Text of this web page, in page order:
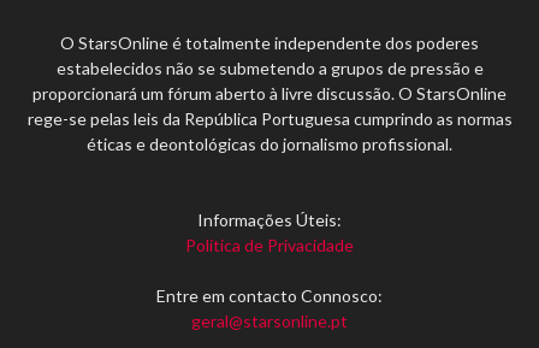
O StarsOnline é totalmente independente dos poderes
estabelecidos não se submetendo a grupos de pressão e
proporcionará um fórum aberto à livre discussão. O StarsOnline
rege-se pelas leis da República Portuguesa cumprindo as normas
éticas e deontológicas do jornalismo profissional.
Informações Úteis:
Política de Privacidade
Entre em contacto Connosco:
geral@starsonline.pt